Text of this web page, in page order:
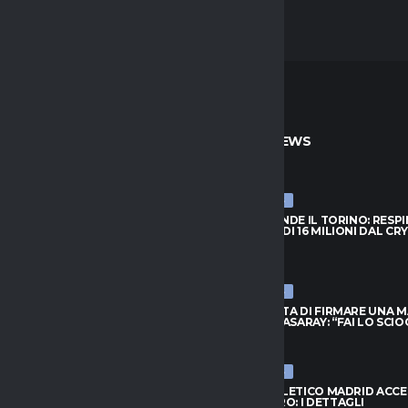
ULTIME NEWS
ULTIME NEWS
NJIE SI PRENDE IL TORINO:
L’OFFERTA DI 16 MILIONI DAL
ULTIME NEWS
LEAO RIFIUTA DI FIRMARE UNA
DEL GALATASARAY: “FAI LO
ULTIME NEWS
INTER, L’ATLETICO MADRID
PER ROMERO: I DETTAGLI